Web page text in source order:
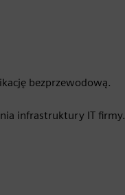
bezprzewodową.
infrastruktury IT firmy.